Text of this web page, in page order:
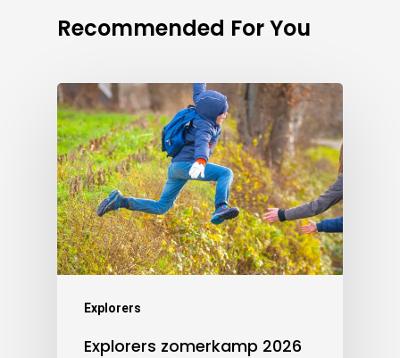
Recommended For You
Explorers
Explorers zomerkamp 2026